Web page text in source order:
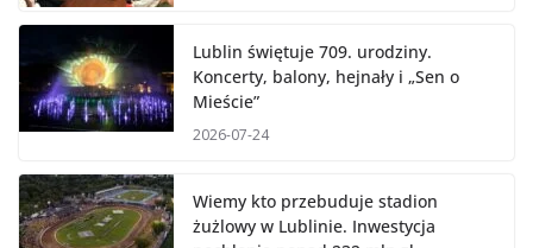
Lublin świętuje 709. urodziny.
Koncerty, balony, hejnały i „Sen o
Mieście”
2026-07-24
Wiemy kto przebuduje stadion
żużlowy w Lublinie. Inwestycja